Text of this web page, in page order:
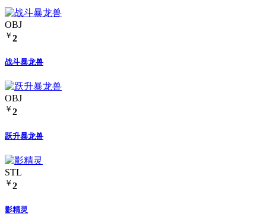
OBJ
￥ 2
战斗暴龙兽
OBJ
￥ 2
跃升暴龙兽
STL
￥ 2
影精灵